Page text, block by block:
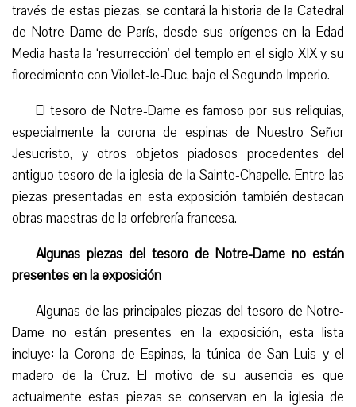
través de estas piezas, se contará la historia de la Catedral
de Notre Dame de París, desde sus orígenes en la Edad
Media hastala ‘resurrección’ del temploen el siglo XIX y su
florecimiento con Viollet-le-Duc, bajo el Segundo Imperio.
El tesoro de Notre-Dame es famoso por sus reliquias,
especialmente la corona de espinas de Nuestro Señor
Jesucristo, y otros objetos piadosos procedentes del
antiguo tesoro de la iglesia de la Sainte-Chapelle. Entre las
piezas presentadas en esta exposición también destacan
obras maestras de la orfebrería francesa.
Algunas piezas del tesoro de Notre-Dame no están
presentes en la exposición
Algunas de las principales piezas del tesoro de Notre-
Dame no están presentes en la exposición, esta lista
incluye: la Corona de Espinas, la túnica de San Luis y el
madero de la Cruz. El motivo de su ausencia es que
actualmente estas piezas se conservan en la iglesia de